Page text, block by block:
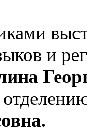
и